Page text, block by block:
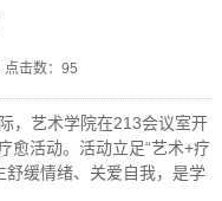
击数： 95
，艺术学院在213会议室开
愈活动。活动立足“艺术+疗
舒缓情绪、关爱自我，是学